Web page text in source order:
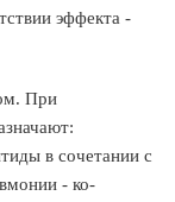
эффекта -
При
в сочетании с
- ко-